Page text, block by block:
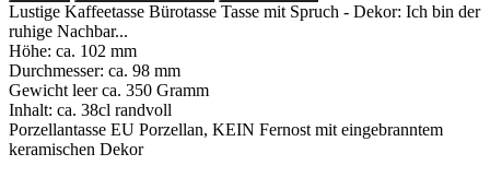
Lustige Kaffeetasse Bürotasse Tasse mit Spruch - Dekor: Ich bin der
ruhige Nachbar...
Höhe: ca. 102 mm
Durchmesser: ca. 98 mm
Gewicht leer ca. 350 Gramm
Inhalt: ca. 38cl randvoll
Porzellantasse EU Porzellan, KEIN Fernost mit eingebranntem
keramischen Dekor